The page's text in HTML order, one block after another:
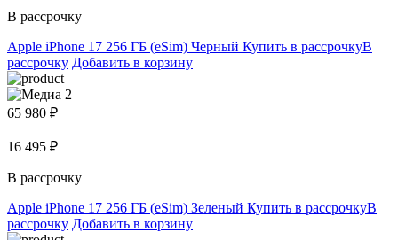
В рассрочку
Apple iPhone 17 256 ГБ (eSim) Черный Купить в рассрочкуВ
рассрочку Добавить в корзину
65 980 ₽
16 495 ₽
В рассрочку
Apple iPhone 17 256 ГБ (eSim) Зеленый Купить в рассрочкуВ
рассрочку Добавить в корзину